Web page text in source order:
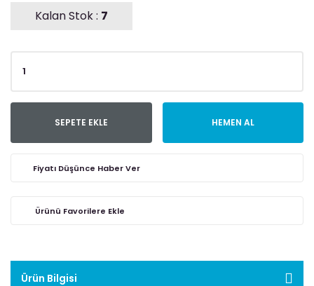
Kalan Stok : 7
SEPETE EKLE HEMEN AL
Fiyatı Düşünce Haber Ver
Ürün Bilgisi